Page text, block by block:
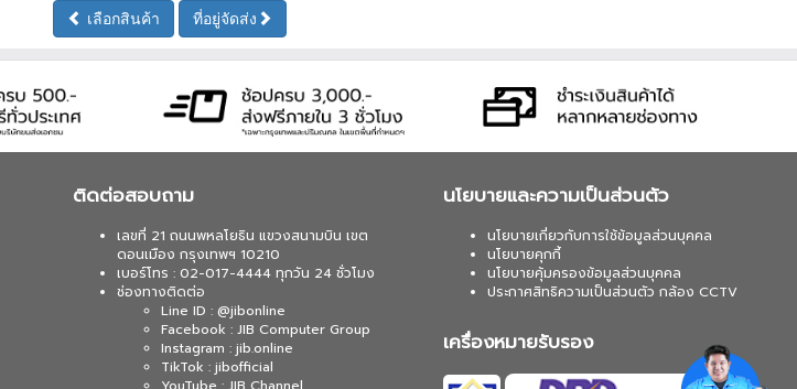
เลือกสินค้า ที่อยู่จัดส่ง
ติดต่อสอบถาม
เลขที่ 21 ถนนพหลโยธิน แขวงสนามบิน เขต
ดอนเมือง กรุงเทพฯ 10210
เบอร์โทร : 02-017-4444 ทุกวัน 24 ชั่วโมง
ช่องทางติดต่อ
Line ID : @jibonline
Facebook : JIB Computer Group
Instagram : jib.online
TikTok : jibofficial
นโยบายและความเป็นส่วนตัว
นโยบายเกี่ยวกับการใช้ข้อมูลส่วนบุคคล
นโยบายคุกกี้
นโยบายคุ้มครองข้อมูลส่วนบุคคล
ประกาศสิทธิความเป็นส่วนตัว กล้อง CCTV
เครื่องหมายรับรอง